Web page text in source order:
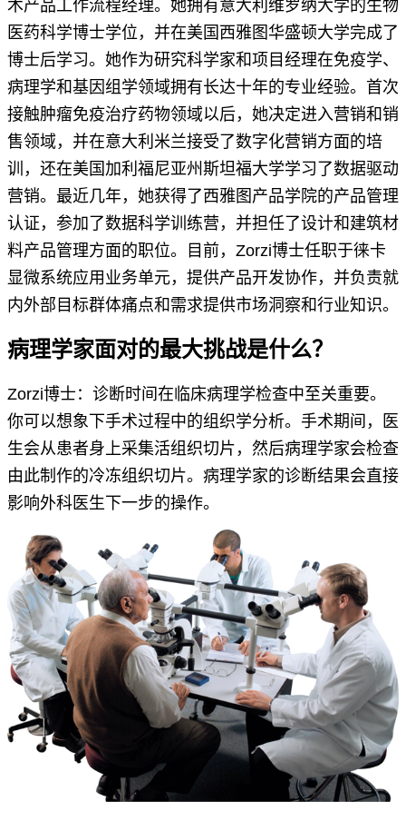
术产品工作流程经理。她拥有意大利维罗纳大学的生物
医药科学博士学位，并在美国西雅图华盛顿大学完成了
博士后学习。她作为研究科学家和项目经理在免疫学、
病理学和基因组学领域拥有长达十年的专业经验。首次
接触肿瘤免疫治疗药物领域以后，她决定进入营销和销
售领域，并在意大利米兰接受了数字化营销方面的培
训，还在美国加利福尼亚州斯坦福大学学习了数据驱动
营销。最近几年，她获得了西雅图产品学院的产品管理
认证，参加了数据科学训练营，并担任了设计和建筑材
料产品管理方面的职位。目前，Zorzi博士任职于徕卡
显微系统应用业务单元，提供产品开发协作，并负责就
内外部目标群体痛点和需求提供市场洞察和行业知识。
病理学家面对的最大挑战是什么？
Zorzi博士：诊断时间在临床病理学检查中至关重要。
你可以想象下手术过程中的组织学分析。手术期间，医
生会从患者身上采集活组织切片，然后病理学家会检查
由此制作的冷冻组织切片。病理学家的诊断结果会直接
影响外科医生下一步的操作。